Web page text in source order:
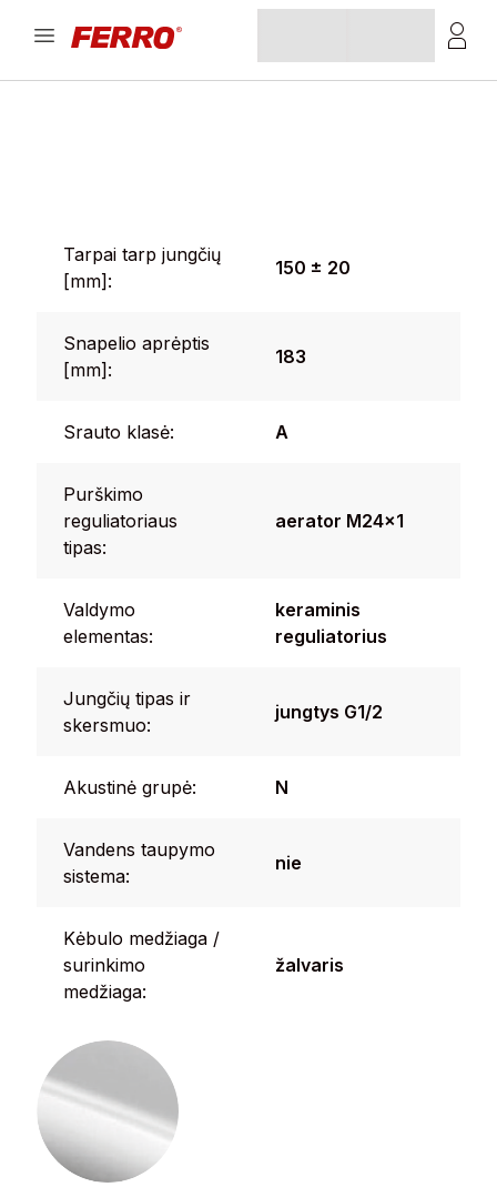
Tarpai tarp jungčių
[mm]:
150 ± 20
Snapelio aprėptis
[mm]:
183
Srauto klasė: A
Purškimo
reguliatoriaus
tipas:
aerator M24x1
Valdymo
elementas:
keraminis
reguliatorius
Jungčių tipas ir
skersmuo:
jungtys G1/2
Akustinė grupė: N
Vandens taupymo
sistema:
nie
Kėbulo medžiaga /
surinkimo
medžiaga:
žalvaris